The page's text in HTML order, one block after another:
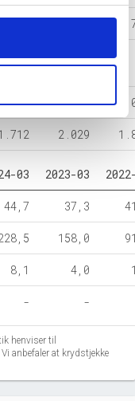
0 0
946 1.272
2.029
03 2023-03
44,7 37,3
158,0
8,1 4,0
- -
henviser til
anbefaler at krydstjekke